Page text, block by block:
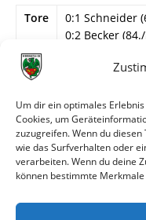
Um dir ein optimales
Cookies, um
zuzugreifen. Wenn du
wie das Surfverhalten oder
verarbeiten. Wenn du deine
können bestimmte
Tore
0:1 Schneider
0:2 Becker
Info
6. Spieltag
Bätz – S.
Magin, Flatter,
Radtke, Dexler.